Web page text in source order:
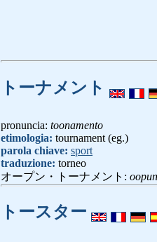
トーナメント
pronuncia: toonamento
etimologia: tournament (eg.)
parola chiave: sport
traduzione: torneo
オープン・トーナメント:
トースター